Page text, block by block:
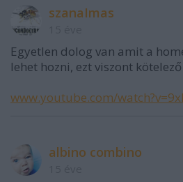
szanaImas
Egyetlen dolog van amit a
lehet hozni, ezt viszont
www.youtube.com/
albino combino